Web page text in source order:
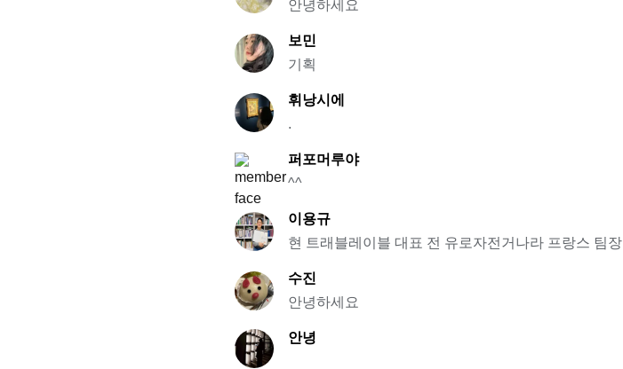
안녕하세요
보민
기획
휘낭시에
.
퍼포머루야
^^
이용규
현 트래블레이블 대표 전 유로자전거나라 프랑스 팀장
수진
안녕하세요
안녕